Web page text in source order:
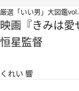
厳選「いい男」大図鑑
映画『きみは愛
恒星監督
くれい 響